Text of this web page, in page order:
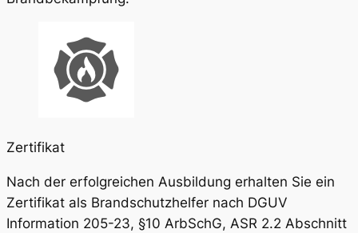
Zertifikat
Nach der erfolgreichen Ausbildung erhalten Sie ein
Zertifikat als Brandschutzhelfer nach DGUV
Information 205-23, §10 ArbSchG, ASR 2.2 Abschnitt